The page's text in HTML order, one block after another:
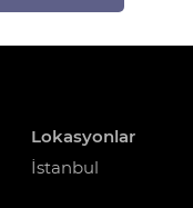
Lokasyonlar
İstanbul